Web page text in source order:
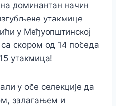
на доминантан начин
утакмице
у Међуопштинској
са скором од 14 победа
утакмица!
у обе селекције да
залагањем и